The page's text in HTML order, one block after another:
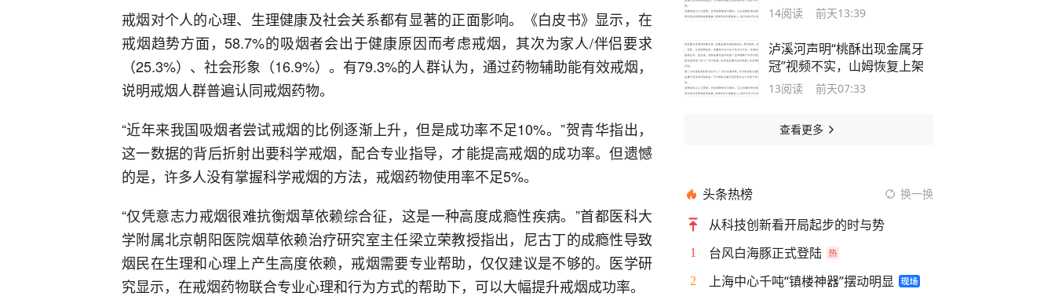
戒烟对个人的心理、生理健康及社会关系都有显著的正面影响。《白皮书》显示，在
戒烟趋势方面，58.7%的吸烟者会出于健康原因而考虑戒烟，其次为家人/伴侣要求
（25.3%）、社会形象（16.9%）。有79.3%的人群认为，通过药物辅助能有效戒烟，
说明戒烟人群普遍认同戒烟药物。
“近年来我国吸烟者尝试戒烟的比例逐渐上升，但是成功率不足10%。”贺青华指出，
这一数据的背后折射出要科学戒烟，配合专业指导，才能提高戒烟的成功率。但遗憾
的是，许多人没有掌握科学戒烟的方法，戒烟药物使用率不足5%。
“仅凭意志力戒烟很难抗衡烟草依赖综合征，这是一种高度成瘾性疾病。”首都医科大
学附属北京朝阳医院烟草依赖治疗研究室主任梁立荣教授指出，尼古丁的成瘾性导致
烟民在生理和心理上产生高度依赖，戒烟需要专业帮助，仅仅建议是不够的。医学研
究显示，在戒烟药物联合专业心理和行为方式的帮助下，可以大幅提升戒烟成功率。
14阅读 前天13:39
泸溪河声明“桃酥出现金属牙
冠”视频不实，山姆恢复上架
13阅读 前天07:33
查看更多
头条热榜 换一换
从科技创新看开局起步的时与势
1 台风白海豚正式登陆
2 上海中心千吨“镇楼神器”摆动明显